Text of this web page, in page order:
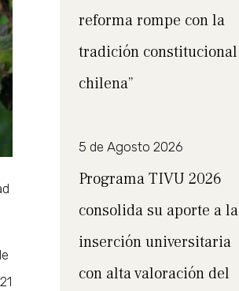
reforma rompe con la
tradición constitucional
chilena”
5 de Agosto 2026
Programa TIVU 2026
consolida su aporte a la
inserción universitaria
con alta valoración del